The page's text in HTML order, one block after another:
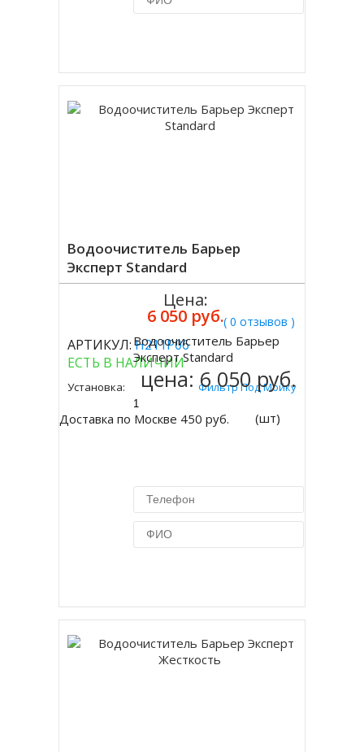
Водоочиститель Барьер
Эксперт Standard
( 0 отзывов )
АРТИКУЛ:Н211Р06
ЕСТЬ В НАЛИЧИИ
Установка: Фильтр Под Мойку
Доставка по Москве 450 руб.
Цена:
6 050 руб.
Купить
Водоочиститель Барьер
Эксперт Standard
цена:6 050 руб.
(шт)